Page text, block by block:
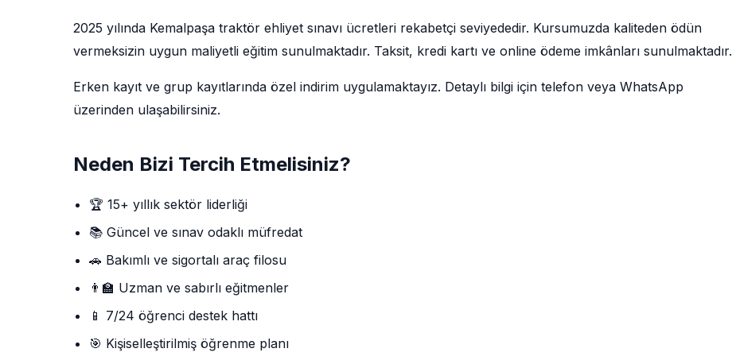
2025 yılında Kemalpaşa traktör ehliyet sınavı ücretleri rekabetçi seviyededir. Kursumuzda kaliteden ödün
vermeksizin uygun maliyetli eğitim sunulmaktadır. Taksit, kredi kartı ve online ödeme imkânları sunulmaktadır.
Erken kayıt ve grup kayıtlarında özel indirim uygulamaktayız. Detaylı bilgi için telefon veya WhatsApp
üzerinden ulaşabilirsiniz.
Neden Bizi Tercih Etmelisiniz?
🏆 15+ yıllık sektör liderliği
📚 Güncel ve sınav odaklı müfredat
🚗 Bakımlı ve sigortalı araç filosu
👨‍🏫 Uzman ve sabırlı eğitmenler
📱 7/24 öğrenci destek hattı
🎯 Kişiselleştirilmiş öğrenme planı